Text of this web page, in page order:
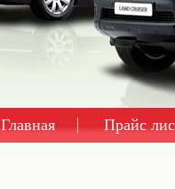
Главная Прайс